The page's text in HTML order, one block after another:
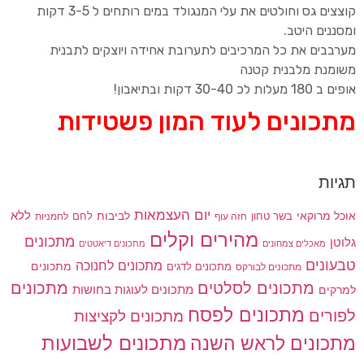
קוצצים גס וחולטים את עלי המנגולד במים רותחים ל 3-5 דקות
ומסננים היטב.
מערבבים את כל המרכיבים לתערובת אחידה ויוצקים לתבנית
משומנת מלבנית קטנה
אופים ב 180 מעלות לכ 30-40 דקות ובתיאבון!
מתכונים לעוד המון פשטידות
תגיות
אוכל מרוקאי בשר טחון חזה עוף יום העצמאות לביבות לחם לחמניות ללא
גלוטן מאכלים צמחונים מהירים וקלים מתכונים דיאטטים מתכונים
טבעונים מתכונים לבורקס מתכונים לדגים מתכונים לחנוכה מתכונים
למרקים מתכונים לסלטים מתכונים לעוגות בחושות מתכונים
לפורים מתכונים לפסח מתכונים לקציצות
מתכונים לראש השנה מתכונים לשבועות